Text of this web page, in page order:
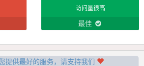
访问量很高
最佳
提供最好的服务，请支持我们